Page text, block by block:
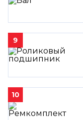
9
10